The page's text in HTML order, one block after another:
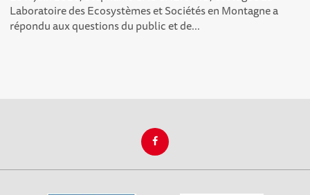
Laboratoire des Ecosystèmes et Sociétés en Montagne a
répondu aux questions du public et de...